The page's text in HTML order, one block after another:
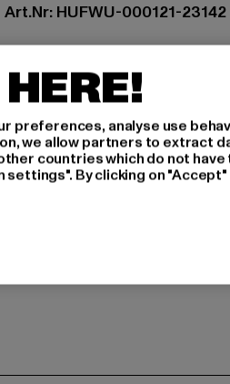
Art.Nr: HUFWU-000121-23142
Balticagade 20 | 8000 Aarhus
GRÖSSE &
PFLEGEHINWEISE
preferences, analyse use
we allow partners to extract
countries which do not have
By clicking on